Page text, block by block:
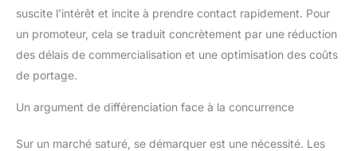
suscite l’intérêt et incite à prendre contact rapidement. Pour
un promoteur, cela se traduit concrètement par une réduction
des délais de commercialisation et une optimisation des coûts
de portage.
Un argument de différenciation face à la concurrence
Sur un marché saturé, se démarquer est une nécessité. Les